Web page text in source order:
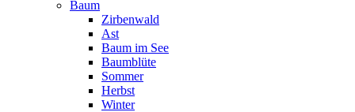
Baum
Zirbenwald
Ast
Baum im See
Baumblüte
Sommer
Herbst
Winter